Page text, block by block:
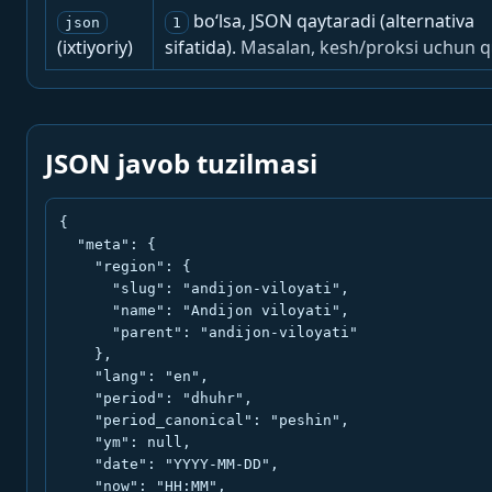
json
(ixtiyoriy)
1
bo‘lsa, JSON qaytaradi (alternativa
sifatida). Masalan, kesh/proksi uchun
JSON javob tuzilmasi
{
  "meta": {
    "region": {
      "slug": "andijon-viloyati",
      "name": "Andijon viloyati",
      "parent": "andijon-viloyati"
    },
    "lang": "en",
    "period": "dhuhr",
    "period_canonical": "peshin",
    "ym": null,
    "date": "YYYY-MM-DD",
    "now": "HH:MM",